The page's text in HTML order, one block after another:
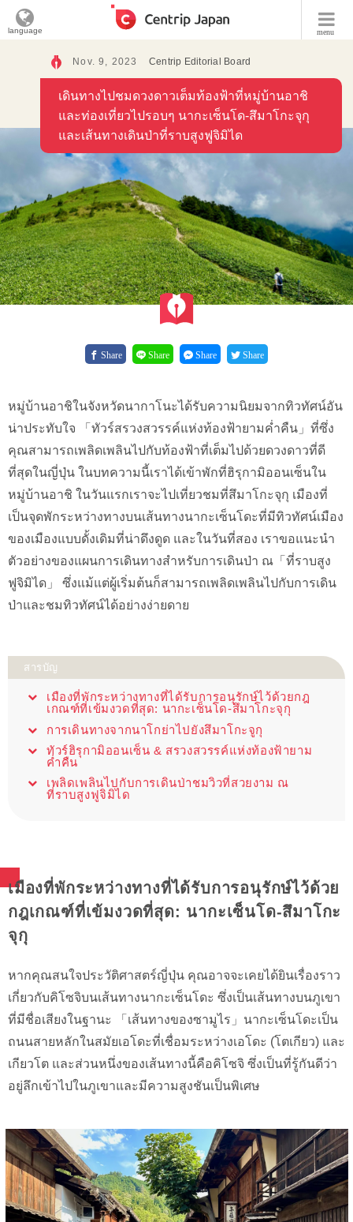
menu
language
Nov. 9, 2023 Centrip Editorial Board
เดินทางไปชมดวงดาวเต็มท้องฟ้าที่หมู่บ้านอาชิ
และท่องเที่ยวไปรอบๆ นากะเซ็นโด-สึมาโกะจุกุ
และเส้นทางเดินป่าที่ราบสูงฟูจิมิได
Share Share Share Share
หมู่บ้านอาชิในจังหวัดนากาโนะได้รับความนิยมจากทิวทัศน์อัน
น่าประทับใจ 「ทัวร์สรวงสวรรค์แห่งท้องฟ้ายามค่ำคืน」ที่ซึ่ง
คุณสามารถเพลิดเพลินไปกับท้องฟ้าที่เต็มไปด้วยดวงดาวที่ดี
ที่สุดในญี่ปุ่น ในบทความนี้เราได้เข้าพักที่ฮิรุกามิออนเซ็นใน
หมู่บ้านอาชิ ในวันแรกเราจะไปเที่ยวชมที่สึมาโกะจุกุ เมืองที่
เป็นจุดพักระหว่างทางบนเส้นทางนากะเซ็นโดะที่มีทิวทัศน์เมือง
ของเมืองแบบดั้งเดิมที่น่าดึงดูด และในวันที่สอง เราขอแนะนำ
ตัวอย่างของแผนการเดินทางสำหรับการเดินป่า ณ「ที่ราบสูง
ฟูจิมิได」 ซึ่งแม้แต่ผู้เริ่มต้นก็สามารถเพลิดเพลินไปกับการเดิน
ป่าและชมทิวทัศน์ได้อย่างง่ายดาย
สารบัญ
เมืองที่พักระหว่างทางที่ได้รับการอนุรักษ์ไว้ด้วยกฎ
เกณฑ์ที่เข้มงวดที่สุด: นากะเซ็นโด-สึมาโกะจุกุ
การเดินทางจากนาโกย่าไปยังสึมาโกะจูกุ
ทัวร์ฮิรุกามิออนเซ็น & สรวงสวรรค์แห่งท้องฟ้ายาม
ค่ำคืน
เพลิดเพลินไปกับการเดินป่าชมวิวที่สวยงาม ณ
ที่ราบสูงฟูจิมิได
เมืองที่พักระหว่างทางที่ได้รับการอนุรักษ์ไว้ด้วย
กฎเกณฑ์ที่เข้มงวดที่สุด: นากะเซ็นโด-สึมาโกะ
จุกุ
หากคุณสนใจประวัติศาสตร์ญี่ปุ่น คุณอาจจะเคยได้ยินเรื่องราว
เกี่ยวกับคิโซจิบนเส้นทางนากะเซ็นโดะ ซึ่งเป็นเส้นทางบนภูเขา
ที่มีชื่อเสียงในฐานะ 「เส้นทางของซามูไร」นากะเซ็นโดะเป็น
ถนนสายหลักในสมัยเอโดะที่เชื่อมระหว่างเอโดะ (โตเกียว) และ
เกียวโต และส่วนหนึ่งของเส้นทางนี้คือคิโซจิ ซึ่งเป็นที่รู้กันดีว่า
อยู่ลึกเข้าไปในภูเขาและมีความสูงชันเป็นพิเศษ